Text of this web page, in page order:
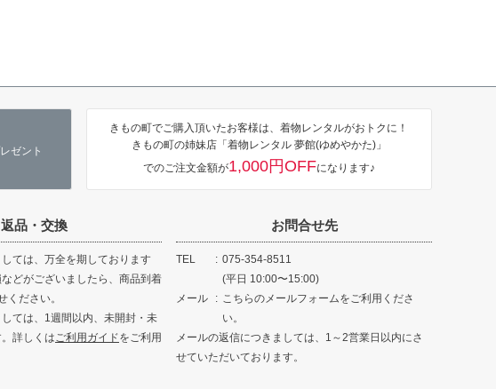
ゼント
きもの町でご購入頂いたお客様は、着物レンタルがおトクに！
きもの町の姉妹店「着物レンタル 夢館(ゆめやかた)」
でのご注文金額が1,000円OFFになります♪
返品・交換
ては、万全を期しております
どがございましたら、商品到着
ください。
ては、1週間以内、未開封・未
詳しくはご利用ガイドをご利用
お問合せ先
TEL
075-354-8511
(平日 10:00〜15:00)
メール
こちらのメールフォームをご利用くださ
い。
メールの返信につきましては、1～2営業日以内にさ
せていただいております。